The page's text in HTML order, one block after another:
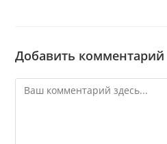
Добавить комментарий